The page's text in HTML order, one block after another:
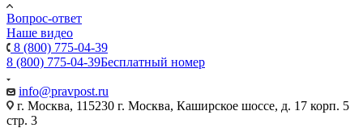
Вопрос-ответ
Наше видео
8 (800) 775-04-39
8 (800) 775-04-39Бесплатный номер
info@pravpost.ru
г. Москва, 115230 г. Москва, Каширское шоссе, д. 17 корп. 5
стр. 3